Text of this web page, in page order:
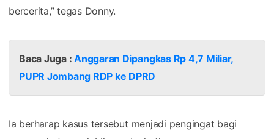
bercerita,” tegas Donny.
Baca Juga :Anggaran Dipangkas Rp 4,7 Miliar,
PUPR Jombang RDP ke DPRD
Ia berharap kasus tersebut menjadi pengingat bagi